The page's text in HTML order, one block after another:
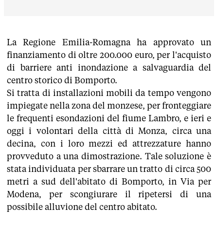
La Regione Emilia-Romagna ha approvato un
finanziamento di oltre 200.000 euro, per l'acquisto
di barriere anti inondazione a salvaguardia del
centro storico di Bomporto.
Si tratta di installazioni mobili da tempo vengono
impiegate nella zona del monzese, per fronteggiare
le frequenti esondazioni del fiume Lambro, e ieri e
oggi i volontari della città di Monza, circa una
decina, con i loro mezzi ed attrezzature hanno
provveduto a una dimostrazione. Tale soluzione è
stata individuata per sbarrare un tratto di circa 500
metri a sud dell'abitato di Bomporto, in Via per
Modena, per scongiurare il ripetersi di una
possibile alluvione del centro abitato.